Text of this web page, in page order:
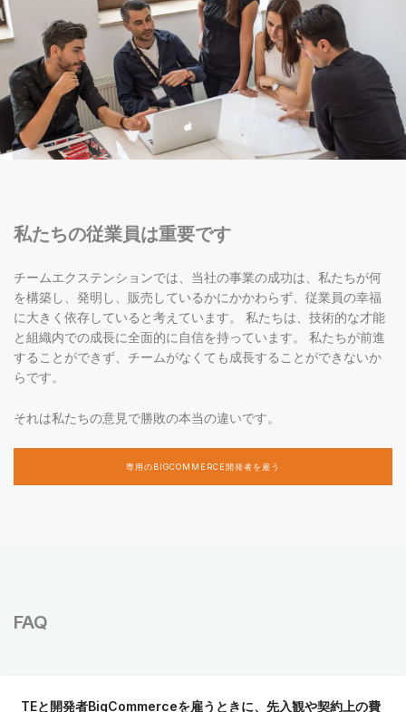
私たちの従業員は重要です
チームエクステンションでは、当社の事業の成功は、私たちが何
を構築し、発明し、販売しているかにかかわらず、従業員の幸福
に大きく依存していると考えています。 私たちは、技術的な才能
と組織内での成長に全面的に自信を持っています。 私たちが前進
することができず、チームがなくても成長することができないか
らです。
それは私たちの意見で勝敗の本当の違いです。
専用のBIGCOMMERCE開発者を雇う
FAQ
TEと開発者BigCommerceを雇うときに、先入観や契約上の費